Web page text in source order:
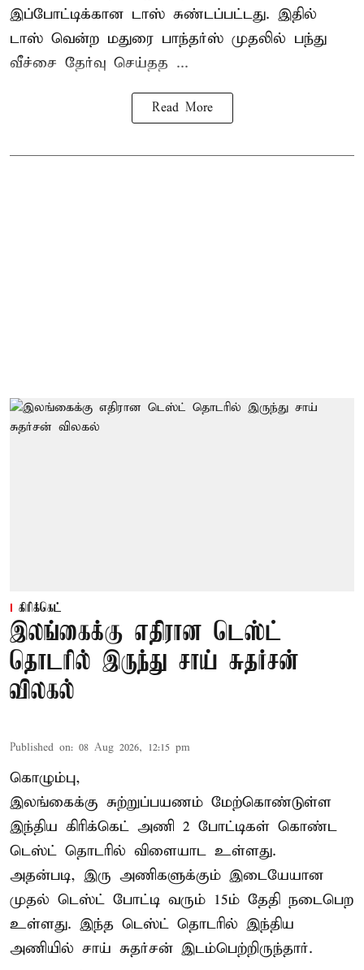
இப்போட்டிக்கான டாஸ் சுண்டப்பட்டது. இதில்
டாஸ் வென்ற மதுரை பாந்தர்ஸ் முதலில் பந்து
வீச்சை தேர்வு செய்தத ...
Read More
கிரிக்கெட்
இலங்கைக்கு எதிரான டெஸ்ட்
தொடரில் இருந்து சாய் சுதர்சன்
விலகல்
Published on: 08 Aug 2026, 12:15 pm
கொழும்பு,
இலங்கைக்கு சுற்றுப்பயணம் மேற்கொண்டுள்ள
இந்திய கிரிக்கெட் அணி 2 போட்டிகள் கொண்ட
டெஸ்ட் தொடரில் விளையாட உள்ளது.
அதன்படி, இரு அணிகளுக்கும் இடையேயான
முதல் டெஸ்ட் போட்டி வரும் 15ம் தேதி நடைபெற
உள்ளது. இந்த டெஸ்ட் தொடரில் இந்திய
அணியில் சாய் சுதர்சன் இடம்பெற்றிருந்தார்.